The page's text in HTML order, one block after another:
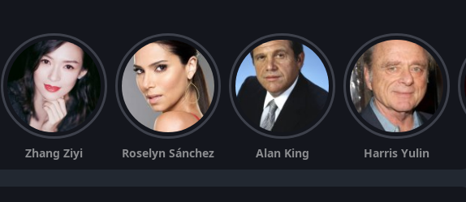
Zhang Ziyi Roselyn Sánchez Alan King Harris Yulin